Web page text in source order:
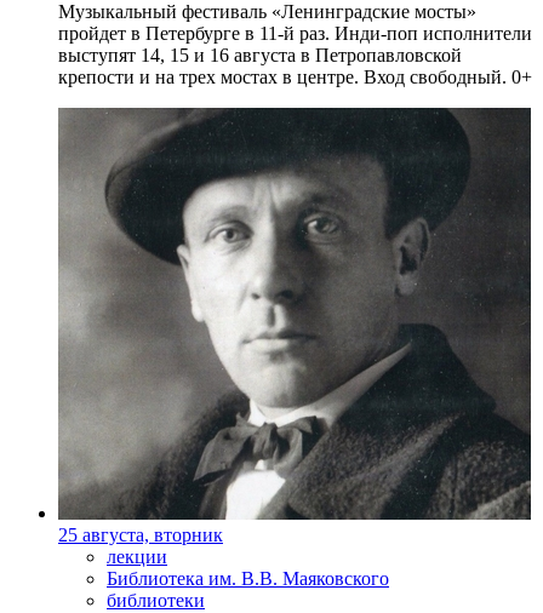
Музыкальный фестиваль «Ленинградские мосты»
пройдет в Петербурге в 11-й раз. Инди-поп исполнители
выступят 14, 15 и 16 августа в Петропавловской
крепости и на трех мостах в центре. Вход свободный. 0+
25 августа, вторник
лекции
Библиотека им. В.В. Маяковского
библиотеки